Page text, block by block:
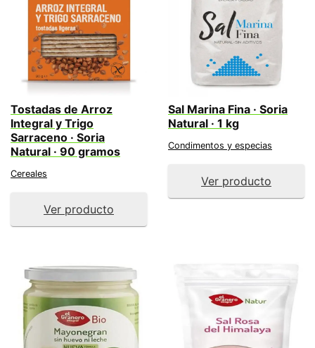
Tostadas de Arroz
Integral y Trigo
Sarraceno · Soria
Natural · 90 gramos
Cereales
Ver producto
Sal Marina Fina · Soria
Natural · 1 kg
Condimentos y especias
Ver producto